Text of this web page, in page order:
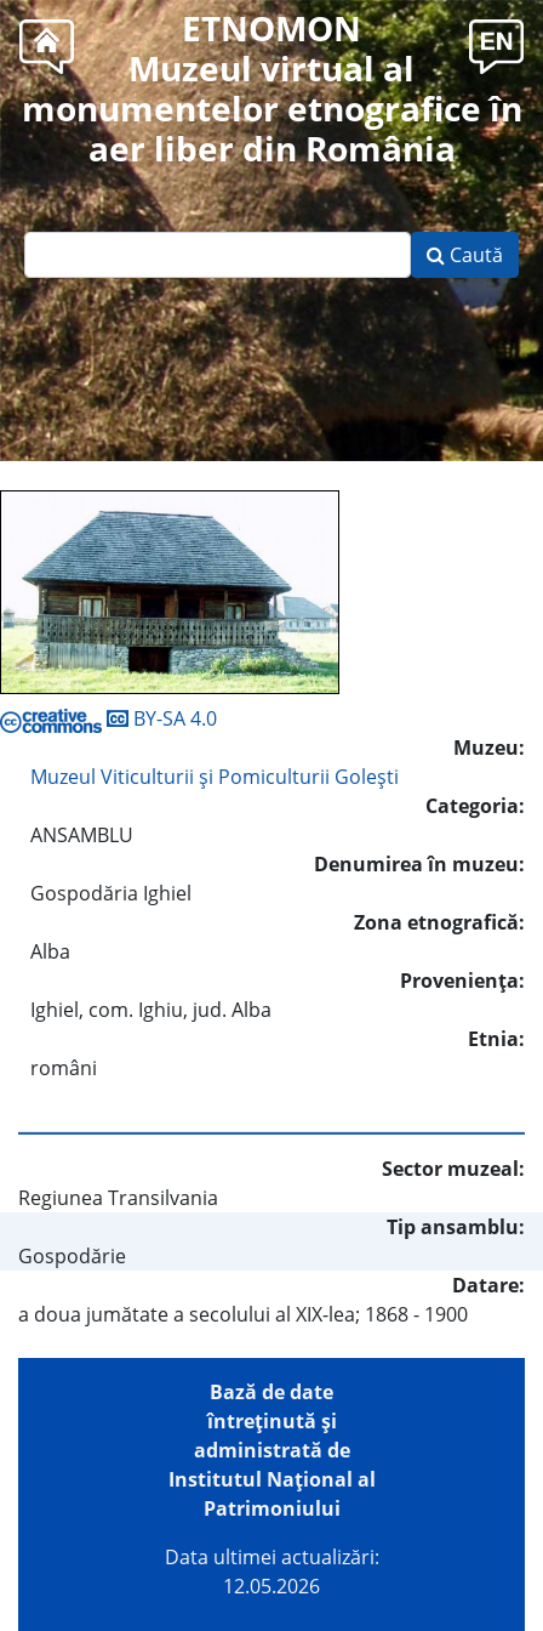
ETNOMON
Muzeul virtual al
monumentelor etnografice în
aer liber din România
Caută
BY-SA 4.0
Muzeu:
Muzeul Viticulturii şi Pomiculturii Goleşti
Categoria:
ANSAMBLU
Denumirea în muzeu:
Gospodăria Ighiel
Zona etnografică:
Alba
Provenienţa:
Ighiel, com. Ighiu, jud. Alba
Etnia:
români
Sector muzeal:
Regiunea Transilvania
Tip ansamblu:
Gospodărie
Datare:
a doua jumătate a secolului al XIX-lea; 1868 - 1900
Bază de date
întreţinută şi
administrată de
Institutul Național al
Patrimoniului
Data ultimei actualizări:
12.05.2026